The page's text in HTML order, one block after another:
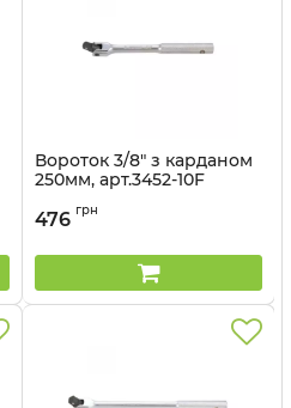
Вороток 3/8" з карданом
250мм, арт.3452-10F
476 грн